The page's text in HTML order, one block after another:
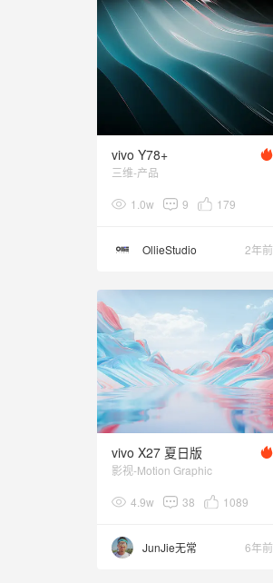
vivo Y78+
三维-产品
1.0w 9 179
OllieStudio 2年前
vivo X27 夏日版
影视-Motion Graphic
4.9w 38 1089
JunJie无常 6年前